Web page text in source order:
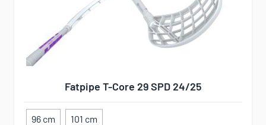
Fatpipe T-Core 29 SPD 24/25
96 cm 101 cm